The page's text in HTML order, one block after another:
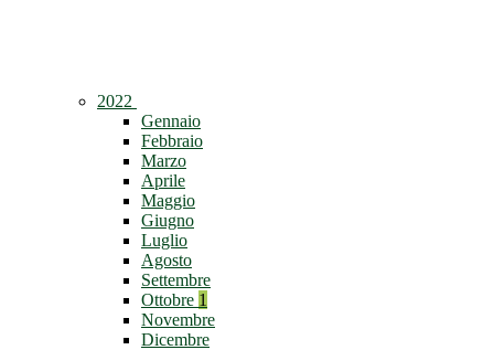
2022
Gennaio
Febbraio
Marzo
Aprile
Maggio
Giugno
Luglio
Agosto
Settembre
Ottobre 1
Novembre
Dicembre